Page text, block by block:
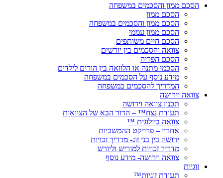
הסכם ממון והסכמים במשפחה
הסכם ממון
הסכם ממון והסכמים במשפחה
הסכם ממון עממי
הסכם חיים משותפים
צוואה והסכמים בין יורשים
הסכם הפריה
הסכמי מתנה או הלוואה בין הורים לילדים
מידע נוסף על הסכמים במשפחה
המדריך להסכמים במשפחה
צוואה וירושה
תכנון צוואה וירושה
תעודת נצח™ – הדור הבא של הצוואות
צוואה ביולוגית ™
אחריי – פרויקט ההמשכיות
ירושה בין בני זוג- מדריך זכויות
מדריך זכויות למוריש וליורש
צוואה וירושה- מידע נוסף
זוגיות
תעודת זוגיות™